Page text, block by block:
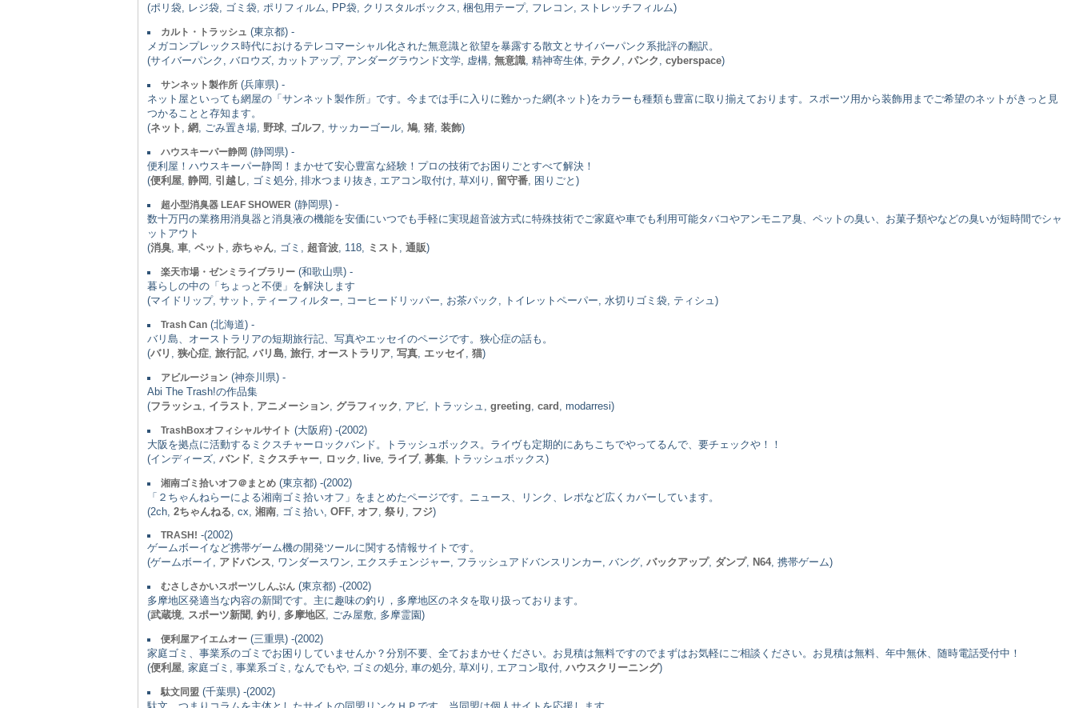
(ポリ袋, レジ袋, ゴミ袋, ポリフィルム, PP袋, クリスタルボックス, 梱包用テープ, フレコン, ストレッチフィルム)
カルト・トラッシュ (東京都) -
メガコンプレックス時代におけるテレコマーシャル化された無意識と欲望を暴露する散文とサイバーパンク系批評の翻訳。
(サイバーパンク, バロウズ, カットアップ, アンダーグラウンド文学, 虚構, 無意識 , 精神寄生体, テクノ パンク cyberspace)
サンネット製作所 (兵庫県) -
ネット屋といっても網屋の「サンネット製作所」です。今までは手に入りに難かった網(ネット)をカラーも種類も豊富に取り揃えております。スポーツ用から装飾用までご希望のネットがきっと見
つかることと存知ます。
(ネット 網 , ごみ置き場, 野球 ゴルフ , サッカーゴール, 鳩 猪 装飾)
ハウスキーパー静岡 (静岡県) -
便利屋！ハウスキーパー静岡！まかせて安心豊富な経験！プロの技術でお困りごとすべて解決！
(便利屋 静岡 引越し , ゴミ処分, 排水つまり抜き, エアコン取付け, 草刈り, 留守番 , 困りごと)
超小型消臭器 LEAF SHOWER (静岡県) -
数十万円の業務用消臭器と消臭液の機能を安価にいつでも手軽に実現超音波方式に特殊技術でご家庭や車でも利用可能タバコやアンモニア臭、ペットの臭い、お菓子類やなどの臭いが短時間でシャ
ットアウト
(消臭 車 ペット 赤ちゃん , ゴミ, 超音波 , 118, ミスト 通販)
楽天市場・ゼンミライブラリー (和歌山県) -
暮らしの中の「ちょっと不便」を解決します
(マイドリップ, サット, ティーフィルター, コーヒードリッパー, お茶パック, トイレットペーパー, 水切りゴミ袋, ティシュ)
Trash Can (北海道) -
バリ島、オーストラリアの短期旅行記、写真やエッセイのページです。狭心症の話も。
(バリ 狭心症 旅行記, バリ島 旅行 オーストラリア 写真 エッセイ 猫)
アビルージョン (神奈川県) -
Abi The Trash!の作品集
(フラッシュ イラスト アニメーション グラフィック , アビ, トラッシュ, greeting card , modarresi)
TrashBoxオフィシャルサイト (大阪府) -(2002)
大阪を拠点に活動するミクスチャーロックバンド。トラッシュボックス。ライヴも定期的にあちこちでやってるんで、要チェックや！！
(インディーズ, バンド ミクスチャー ロック live ライブ, 募集 , トラッシュボックス)
湘南ゴミ拾いオフ＠まとめ (東京都) -(2002)
「２ちゃんねらーによる湘南ゴミ拾いオフ」をまとめたページです。ニュース、リンク、レポなど広くカバーしています。
(2ch, 2ちゃんねる , cx, 湘南 , ゴミ拾い, OFF オフ 祭り フジ)
TRASH! -(2002)
ゲームボーイなど携帯ゲーム機の開発ツールに関する情報サイトです。
(ゲームボーイ, アドバンス , ワンダースワン, エクスチェンジャー, フラッシュアドバンスリンカー, バング, バックアップ, ダンプ, N64, 携帯ゲーム)
むさしさかいスポーツしんぶん (東京都) -(2002)
多摩地区発適当な内容の新聞です。主に趣味の釣り，多摩地区のネタを取り扱っております。
(武蔵境 スポーツ新聞 釣り 多摩地区 , ごみ屋敷, 多摩霊園)
便利屋アイエムオー (三重県) -(2002)
家庭ゴミ、事業系のゴミでお困りしていませんか？分別不要、全ておまかせください。お見積は無料ですのでまずはお気軽にご相談ください。お見積は無料、年中無休、随時電話受付中！
(便利屋 , 家庭ゴミ, 事業系ゴミ, なんでもや, ゴミの処分, 車の処分, 草刈り, エアコン取付, ハウスクリーニング)
駄文同盟 (千葉県) -(2002)